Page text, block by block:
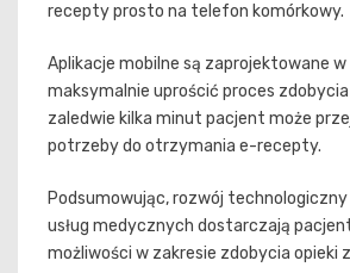
recepty prosto na telefon komórkowy.
Aplikacje mobilne są zaprojektowane
maksymalnie uprościć proces
zaledwie kilka minut pacjent może
potrzeby do otrzymania e-recepty.
Podsumowując, rozwój
usług medycznych dostarczają
możliwości w zakresie zdobycia opieki